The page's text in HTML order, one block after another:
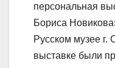
персональная
Бориса
Русском музее г.
выставке были